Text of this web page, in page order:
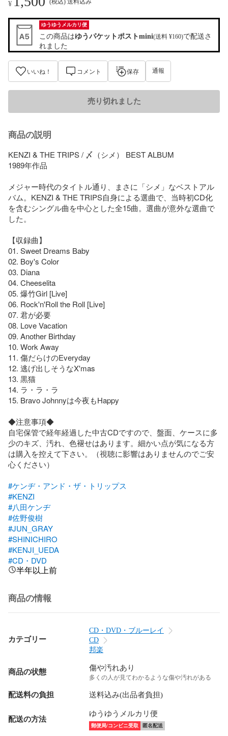
¥
ゆうゆうメルカリ便
この商品はゆうパケットポストmini(送料 ¥160)で配送さ
れました
いいね！ コメント 保存 通報
売り切れました
商品の説明
KENZI & THE TRIPS / 〆（シメ） BEST ALBUM
1989年作品
メジャー時代のタイトル通り、まさに「シメ」なベストアル
バム。KENZI & THE TRIPS自身による選曲で、当時初CD化
を含むシングル曲を中心とした全15曲。選曲が意外な選曲で
した。
【収録曲】
01. Sweet Dreams Baby
02. Boy's Color
03. Diana
04. Cheeselita
05. 爆竹Girl [Live]
06. Rock'n'Roll the Roll [Live]
07. 君が必要
08. Love Vacation
09. Another Birthday
10. Work Away
11. 傷だらけのEveryday
12. 逃げ出しそうなX'mas
13. 黒猫
14. ラ・ラ・ラ
15. Bravo Johnnyは今夜もHappy
◆注意事項◆
自宅保管で経年経過した中古CDですので、盤面、ケースに多
少のキズ、汚れ、色褪せはあります。細かい点が気になる方
は購入を控えて下さい。（視聴に影響はありませんのでご安
心ください）
#ケンヂ・アンド・ザ・トリップス
#KENZI
#八田ケンヂ
#佐野俊樹
#JUN_GRAY
#SHINICHIRO
#KENJI_UEDA
#CD・DVD
半年以上前
商品の情報
カテゴリー
CD・DVD・ブルーレイ
CD
邦楽
商品の状態 傷や汚れあり
多くの人が見てわかるような傷や汚れがある
配送料の負担 送料込み(出品者負担)
配送の方法
ゆうゆうメルカリ便
郵便局/コンビニ受取 匿名配送